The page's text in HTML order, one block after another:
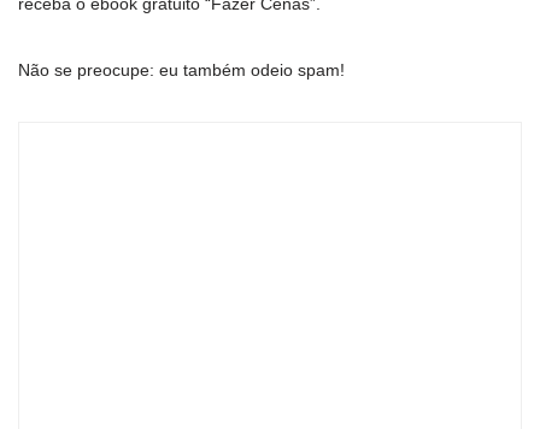
Não se preocupe: eu também odeio spam!